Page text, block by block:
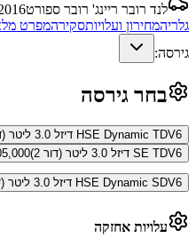
לנד רובר ריינג' רובר ספורט
גלריהמחירון ועלויותסקירהמפרט
גירסה:
בחר גירסה
HSE Dynamic TDV6 דיזל 3.0 ליטר (דור 2)
SE TDV6 דיזל 3.0 ליטר (דור 2)
HSE Dynamic SDV6 דיזל 3.0 ליטר (דור 2)
עלויות אחזקה